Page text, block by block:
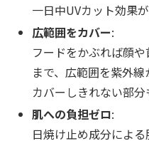
一日中UVカット効果が
広範囲をカバー:
フードをかぶれば顔
まで、広範囲を紫外
カバーしきれない部分
肌への負担ゼロ:
日焼け止め成分によ